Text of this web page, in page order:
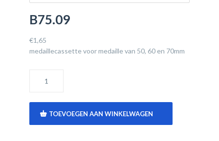
B75.09
€1,65
medaillecassette voor medaille van 50, 60 en 70mm
TOEVOEGEN AAN WINKELWAGEN